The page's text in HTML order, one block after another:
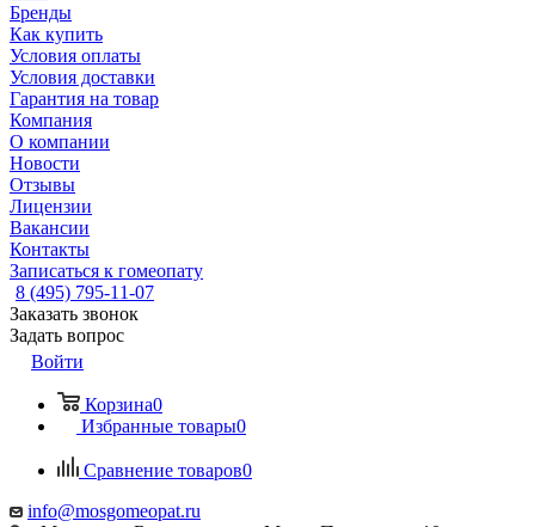
Бренды
Как купить
Условия оплаты
Условия доставки
Гарантия на товар
Компания
О компании
Новости
Отзывы
Лицензии
Вакансии
Контакты
Записаться к гомеопату
8 (495) 795-11-07
Заказать звонок
Задать вопрос
Войти
Корзина0
Избранные товары0
Сравнение товаров0
info@mosgomeopat.ru